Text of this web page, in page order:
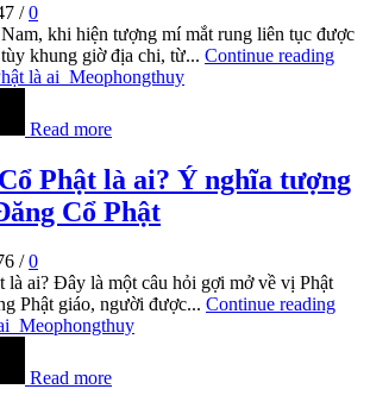
/ 0
khi hiện tượng mí mắt rung liên tục được
khung giờ địa chi, từ... Continue reading
Read more
Phật là ai? Ý nghĩa tượng
Cổ Phật
/ 0
là ai? Đây là một câu hỏi gợi mở về vị Phật
Phật giáo, người được... Continue reading
Read more